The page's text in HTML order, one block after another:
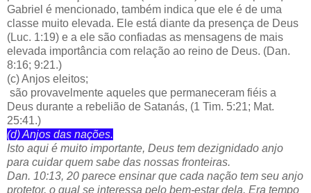
Gabriel é mencionado, também indica que ele é de uma
classe muito elevada. Ele está diante da presença de Deus
(Luc. 1:19) e a ele são confiadas as mensagens de mais
elevada importância com relação ao reino de Deus. (Dan.
8:16; 9:21.)
(c) Anjos eleitos;
são provavelmente aqueles que permaneceram fiéis a
Deus durante a rebelião de Satanás, (1 Tim. 5:21; Mat.
25:41.)
(d) Anjos das nações.
Isto aqui é muito importante, Deus tem dezignidado anjo
para cuidar quem sabe das nossas fronteiras.
Dan. 10:13, 20 parece ensinar que cada nação tem seu anjo
protetor, o qual se interessa pelo bem-estar dela. Era tempo